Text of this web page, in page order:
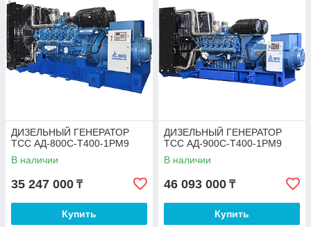
ДИЗЕЛЬНЫЙ ГЕНЕРАТОР
ТСС АД-800С-Т400-1РМ9
В наличии
35 247 000 ₸
Купить
ДИЗЕЛЬНЫЙ ГЕНЕРАТОР
ТСС АД-900С-Т400-1РМ9
В наличии
46 093 000 ₸
Купить